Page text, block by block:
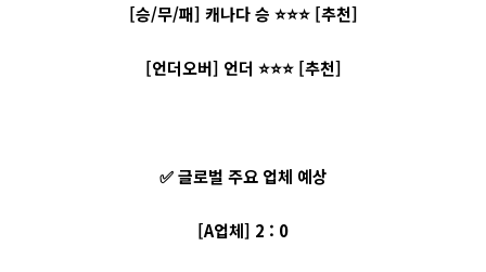
[승/무/패] 캐나다 승 ⭐⭐⭐ [추천]
[언더오버] 언더 ⭐⭐⭐ [추천]
✅ 글로벌 주요 업체 예상
[A업체] 2 : 0